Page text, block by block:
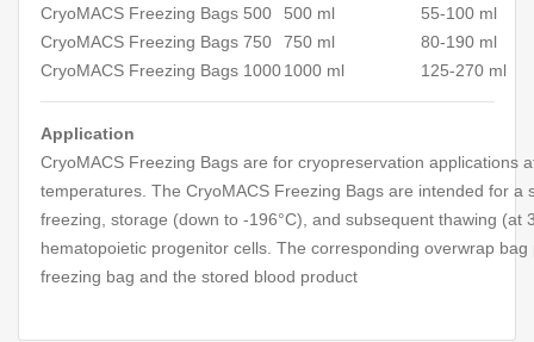
CryoMACS Freezing Bags 500
500 ml
55-100 ml
CryoMACS Freezing Bags 750
750 ml
80-190 ml
CryoMACS Freezing Bags 1000 1000 ml 125-270 ml
Application
CryoMACS Freezing Bags are for cryopreservation applications
temperatures. The CryoMACS Freezing Bags are intended for a
freezing, storage (down to -196°C), and subsequent thawing (at
hematopoietic progenitor cells. The corresponding overwrap bag
freezing bag and the stored blood product